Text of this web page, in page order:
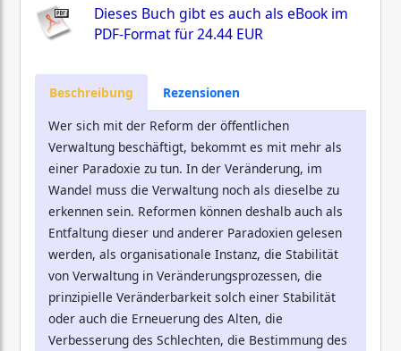
Dieses Buch gibt es auch als eBook im
PDF-Format für24.44 EUR
Beschreibung
Rezensionen
Wer sich mit der Reform der öffentlichen
Verwaltung beschäftigt, bekommt es mit mehr als
einer Paradoxie zu tun. In der Veränderung, im
Wandel muss die Verwaltung noch als dieselbe zu
erkennen sein. Reformen können deshalb auch als
Entfaltung dieser und anderer Paradoxien gelesen
werden, als organisationale Instanz, die Stabilität
von Verwaltung in Veränderungsprozessen, die
prinzipielle Veränderbarkeit solch einer Stabilität
oder auch die Erneuerung des Alten, die
Verbesserung des Schlechten, die Bestimmung des